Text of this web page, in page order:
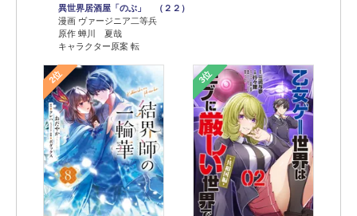
異世界居酒屋「のぶ」 （２２）
漫画 ヴァージニア二等兵
原作 蝉川 夏哉
キャラクター原案 転
2位 3位